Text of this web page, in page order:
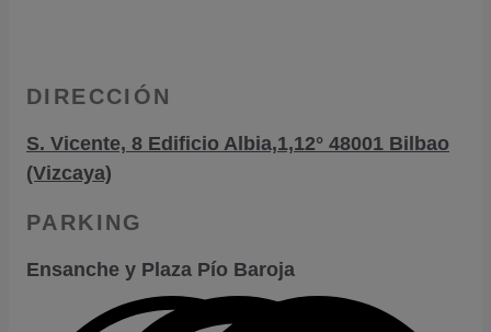
DIRECCIÓN
S. Vicente, 8 Edificio Albia,1,12° 48001 Bilbao
(Vizcaya)
PARKING
Ensanche y Plaza Pío Baroja